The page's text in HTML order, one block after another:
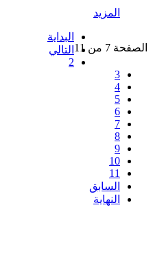
المزيد
الصفحة 7 من 11
البداية
التالي
2
3
4
5
6
7
8
9
10
11
السابق
النهاية